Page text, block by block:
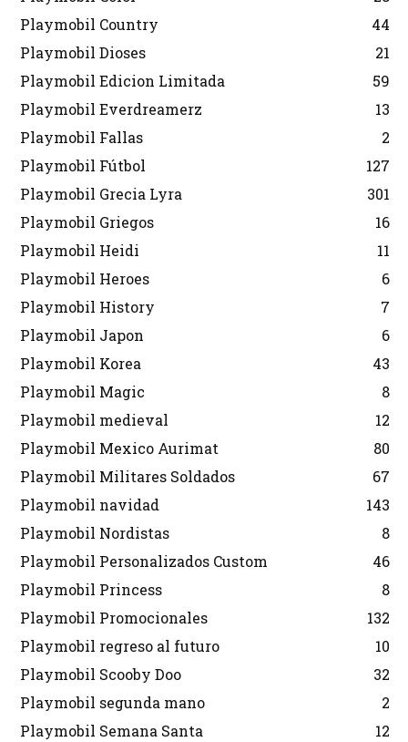
Playmobil Country
44
Playmobil Dioses
21
Playmobil Edicion Limitada
59
Playmobil Everdreamerz
13
Playmobil Fallas
2
Playmobil Fútbol
127
Playmobil Grecia Lyra
301
Playmobil Griegos
16
Playmobil Heidi
11
Playmobil Heroes
6
Playmobil History
7
Playmobil Japon
6
Playmobil Korea
43
Playmobil Magic
8
Playmobil medieval
12
Playmobil Mexico Aurimat
80
Playmobil Militares Soldados
67
Playmobil navidad
143
Playmobil Nordistas
8
Playmobil Personalizados Custom
46
Playmobil Princess
8
Playmobil Promocionales
132
Playmobil regreso al futuro
10
Playmobil Scooby Doo
32
Playmobil segunda mano
2
Playmobil Semana Santa
12